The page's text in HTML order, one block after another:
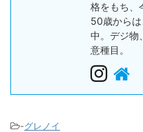
格をもち、
50歳から
中。デジ物
意種目。
-グレノイ